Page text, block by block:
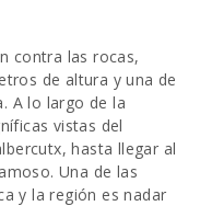
contra las rocas,
de altura y una de
A lo largo de la
vistas del
hasta llegar al
Una de las
y la región es nadar